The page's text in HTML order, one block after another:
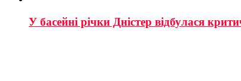
У басейні річки Дністер відбулася